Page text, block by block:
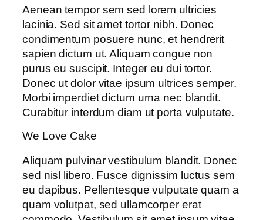
Aenean tempor sem sed lorem ultricies
lacinia. Sed sit amet tortor nibh. Donec
condimentum posuere nunc, et hendrerit
sapien dictum ut. Aliquam congue non
purus eu suscipit. Integer eu dui tortor.
Donec ut dolor vitae ipsum ultrices semper.
Morbi imperdiet dictum urna nec blandit.
Curabitur interdum diam ut porta vulputate.
We Love Cake
Aliquam pulvinar vestibulum blandit. Donec
sed nisl libero. Fusce dignissim luctus sem
eu dapibus. Pellentesque vulputate quam a
quam volutpat, sed ullamcorper erat